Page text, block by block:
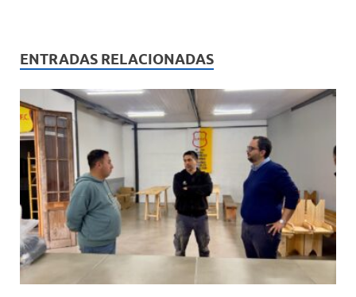
s
A
p
p
b
o
o
p
ar
ti
r
ENTRADAS RELACIONADAS